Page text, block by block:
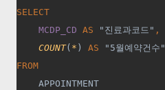
SELECT
MCDP_CD AS " 진료과코드 " ,
COUNT( * ) AS "5월예약건수 "
FROM
APPOINTMENT